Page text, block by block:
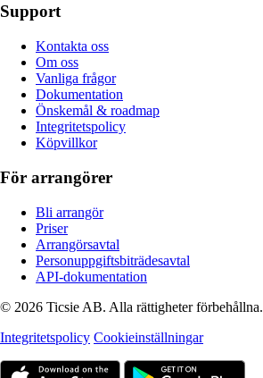
Support
Kontakta oss
Om oss
Vanliga frågor
Dokumentation
Önskemål & roadmap
Integritetspolicy
Köpvillkor
För arrangörer
Bli arrangör
Priser
Arrangörsavtal
Personuppgiftsbiträdesavtal
API-dokumentation
© 2026 Ticsie AB. Alla rättigheter förbehållna.
Integritetspolicy Cookieinställningar